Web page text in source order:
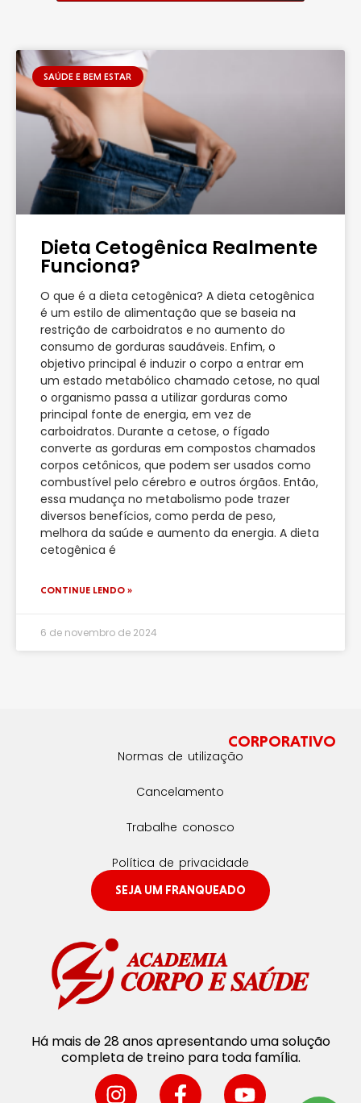
SAÚDE E BEM ESTAR
Dieta Cetogênica Realmente
Funciona?
O que é a dieta cetogênica? A dieta cetogênica
é um estilo de alimentação que se baseia na
restrição de carboidratos e no aumento do
consumo de gorduras saudáveis. Enfim, o
objetivo principal é induzir o corpo a entrar em
um estado metabólico chamado cetose, no qual
o organismo passa a utilizar gorduras como
principal fonte de energia, em vez de
carboidratos. Durante a cetose, o fígado
converte as gorduras em compostos chamados
corpos cetônicos, que podem ser usados como
combustível pelo cérebro e outros órgãos. Então,
essa mudança no metabolismo pode trazer
diversos benefícios, como perda de peso,
melhora da saúde e aumento da energia. A dieta
cetogênica é
CONTINUE LENDO »
6 de novembro de 2024
CORPORATIVO
Normas de utilização
Cancelamento
Trabalhe conosco
Política de privacidade
SEJA UM FRANQUEADO
Há mais de 28 anos apresentando uma solução
completa de treino para toda família.